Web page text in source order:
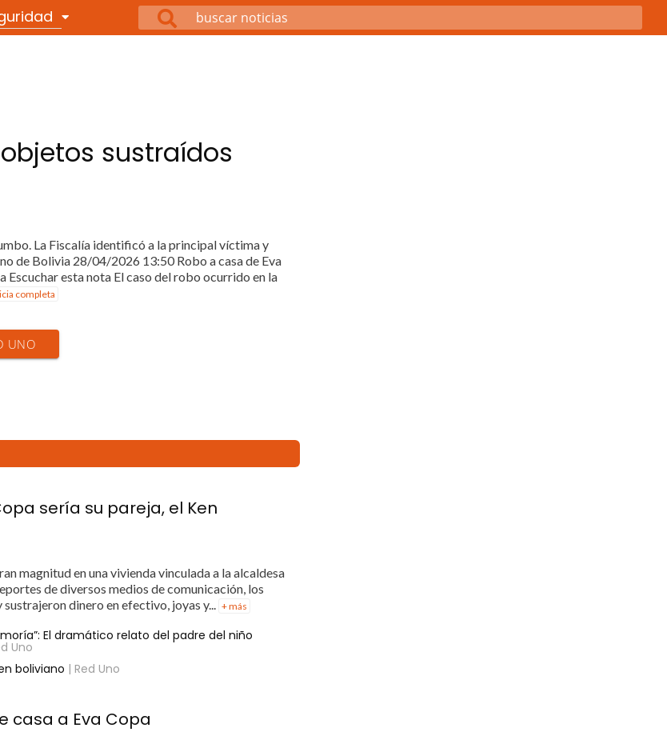
sustraídos
La Fiscalía identificó a la principal víctima y
de Bolivia 28/04/2026 13:50 Robo a casa de Eva
esta nota El caso del robo ocurrido en la
completa
UNO
sería su pareja, el Ken
magnitud en una vivienda vinculada a la alcaldesa
de diversos medios de comunicación, los
dinero en efectivo, joyas y...
+ más
El dramático relato del padre del niño
Uno
boliviano | Red Uno
casa a Eva Copa